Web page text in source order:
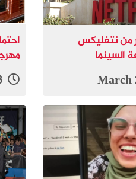
من نتفليكس
السينما
July 14, 2023